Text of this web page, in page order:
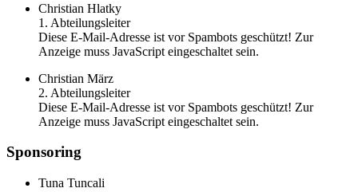
Christian Hlatky
1. Abteilungsleiter
Diese E-Mail-Adresse ist vor Spambots geschützt! Zur
Anzeige muss JavaScript eingeschaltet sein.
Christian März
2. Abteilungsleiter
Diese E-Mail-Adresse ist vor Spambots geschützt! Zur
Anzeige muss JavaScript eingeschaltet sein.
Sponsoring
Tuna Tuncali